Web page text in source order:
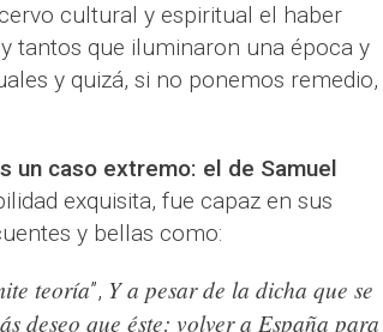
cultural y espiritual el haber
tantos que iluminaron una época y
y quizá, si no ponemos remedio,
un caso extremo: el de Samuel
exquisita, fue capaz en sus
y bellas como:
teoría”, Y a pesar de la dicha que se
deseo que éste: volver a España para